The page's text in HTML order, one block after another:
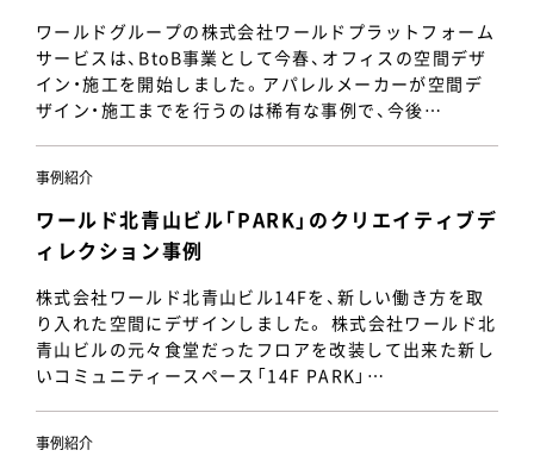
ワールドグループの株式会社ワールドプラットフォーム
サービスは、BtoB事業として今春、オフィスの空間デザ
イン・施工を開始しました。アパレルメーカーが空間デ
ザイン・施工までを行うのは稀有な事例で、今後…
事例紹介
ワールド北青山ビル「PARK」のクリエイティブデ
ィレクション事例
株式会社ワールド北青山ビル14Fを、新しい働き方を取
り入れた空間にデザインしました。 株式会社ワールド北
青山ビルの元々食堂だったフロアを改装して出来た新し
いコミュニティースペース「14F PARK」…
事例紹介